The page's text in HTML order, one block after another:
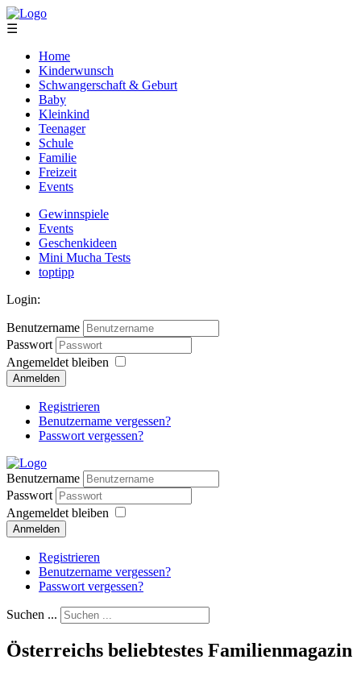
☰
Home
Kinderwunsch
Schwangerschaft & Geburt
Baby
Kleinkind
Teenager
Schule
Familie
Freizeit
Events
Gewinnspiele
Events
Geschenkideen
Mini Mucha Tests
toptipp
Login:
Benutzername
Passwort
Angemeldet bleiben
Anmelden
Registrieren
Benutzername vergessen?
Passwort vergessen?
Benutzername
Passwort
Angemeldet bleiben
Anmelden
Registrieren
Benutzername vergessen?
Passwort vergessen?
Suchen ...
Österreichs beliebtestes Familienmagazin